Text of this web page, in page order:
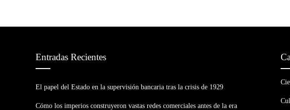
Entradas Recientes
El papel del Estado en la supervisión bancaria tras la crisis de 1929
Cómo los imperios construyeron vastas redes comerciales antes de la era